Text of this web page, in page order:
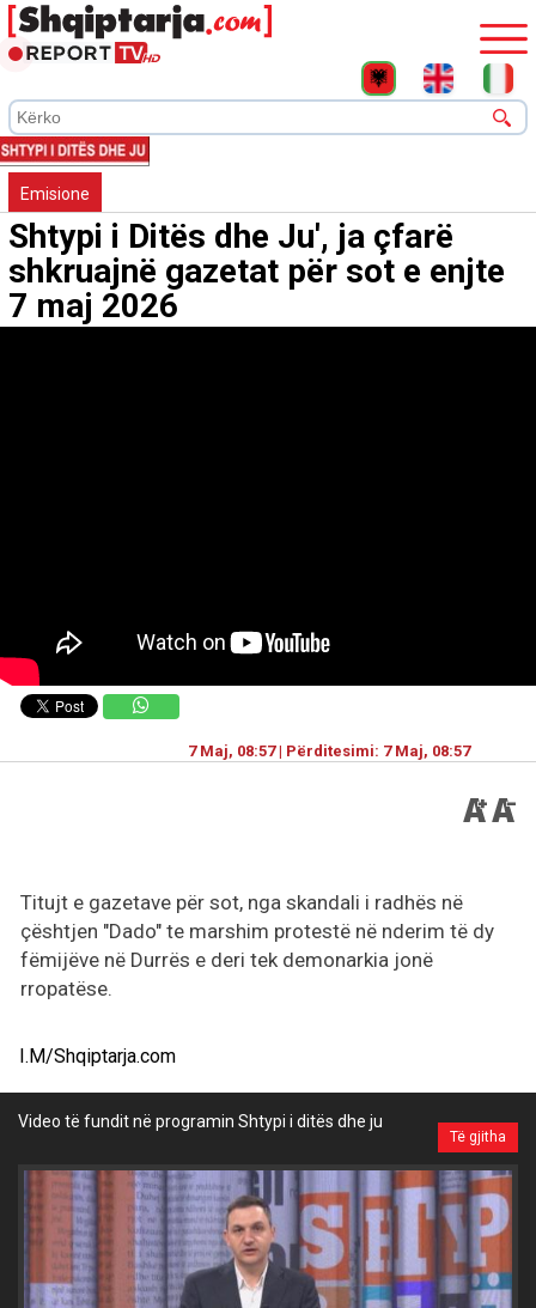
Emisione
Shtypi i Ditës dhe Ju', ja çfarë
shkruajnë gazetat për sot e enjte
7 maj 2026
7 Maj, 08:57 | Përditesimi: 7 Maj, 08:57
Titujt e gazetave për sot, nga skandali i radhës në
çështjen "Dado" te marshim protestë në nderim të dy
fëmijëve në Durrës e deri tek demonarkia jonë
rropatëse.
I.M/Shqiptarja.com
Video të fundit në programin Shtypi i ditës dhe ju
Të gjitha